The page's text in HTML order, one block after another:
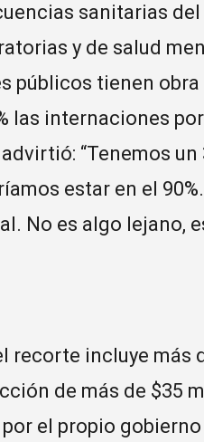
sanitarias del
y de salud
públicos tienen obra
las internaciones
“Tenemos un
estar en el
No es algo lejano,
recorte incluye más
de más de $35
el propio